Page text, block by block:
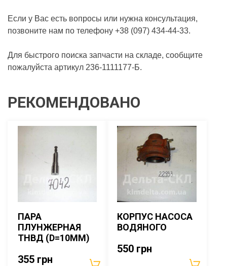
Если у Вас есть вопросы или нужна консультация,
позвоните нам по телефону +38 (097) 434-44-33.
Для быстрого поиска запчасти на складе, сообщите
пожалуйста артикул 236-1111177-Б.
РЕКОМЕНДОВАНО
ПАРА
ПЛУНЖЕРНАЯ
ТНВД (D=10ММ)
355 грн
КОРПУС НАСОСА
ВОДЯНОГО
550 грн